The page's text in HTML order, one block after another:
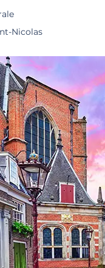
Nicolas